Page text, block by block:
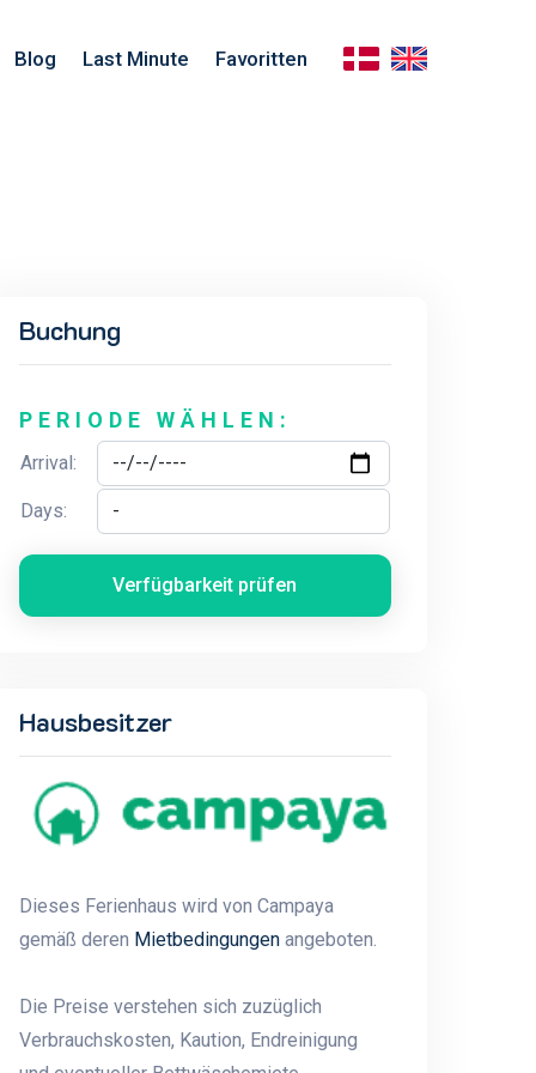
Blog Last Minute Favoritten
Buchung
PERIODE WÄHLEN:
Arrival:
Days:
Verfügbarkeit prüfen
Hausbesitzer
Dieses Ferienhaus wird von Campaya
gemäß deren Mietbedingungenangeboten.
Die Preise verstehen sich zuzüglich
Verbrauchskosten, Kaution, Endreinigung